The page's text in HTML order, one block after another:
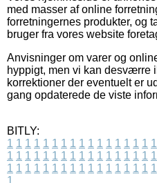
med masser af online
forretningernes produkter, og
bruger fra vores website
Anvisninger om varer og
hyppigt, men vi kan desværre
korrektioner der eventuelt er
gang opdaterede de viste
BITLY:
1 1 1 1 1 1 1 1 1 1 1 1 1 1 1 1 1
1 1 1 1 1 1 1 1 1 1 1 1 1 1 1 1 1
1 1 1 1 1 1 1 1 1 1 1 1 1 1 1 1 1
1